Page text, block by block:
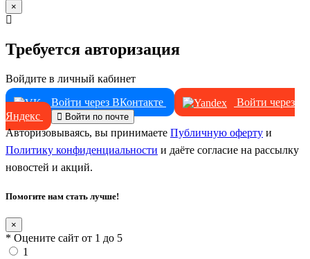
×
Требуется авторизация
Войдите в личный кабинет
Войти через ВКонтакте
Войти через
Яндекс
Войти по почте
Авторизовываясь, вы принимаете Публичную оферту и
Политику конфиденциальности и даёте согласие на рассылку
новостей и акций.
Помогите нам стать лучше!
×
* Оцените сайт от 1 до 5
1